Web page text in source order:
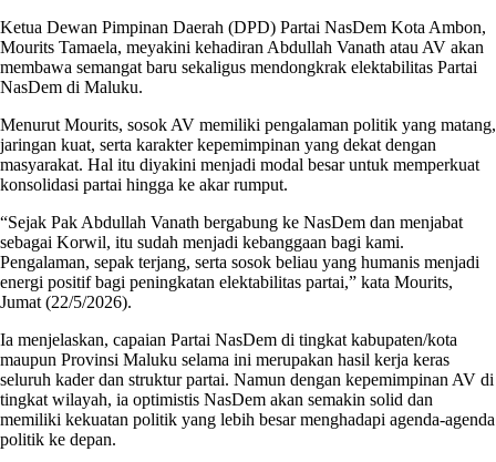
Ketua Dewan Pimpinan Daerah (DPD) Partai NasDem Kota Ambon,
Mourits Tamaela, meyakini kehadiran Abdullah Vanath atau AV akan
membawa semangat baru sekaligus mendongkrak elektabilitas Partai
NasDem di Maluku.
Menurut Mourits, sosok AV memiliki pengalaman politik yang matang,
jaringan kuat, serta karakter kepemimpinan yang dekat dengan
masyarakat. Hal itu diyakini menjadi modal besar untuk memperkuat
konsolidasi partai hingga ke akar rumput.
“Sejak Pak Abdullah Vanath bergabung ke NasDem dan menjabat
sebagai Korwil, itu sudah menjadi kebanggaan bagi kami.
Pengalaman, sepak terjang, serta sosok beliau yang humanis menjadi
energi positif bagi peningkatan elektabilitas partai,” kata Mourits,
Jumat (22/5/2026).
Ia menjelaskan, capaian Partai NasDem di tingkat kabupaten/kota
maupun Provinsi Maluku selama ini merupakan hasil kerja keras
seluruh kader dan struktur partai. Namun dengan kepemimpinan AV di
tingkat wilayah, ia optimistis NasDem akan semakin solid dan
memiliki kekuatan politik yang lebih besar menghadapi agenda-agenda
politik ke depan.